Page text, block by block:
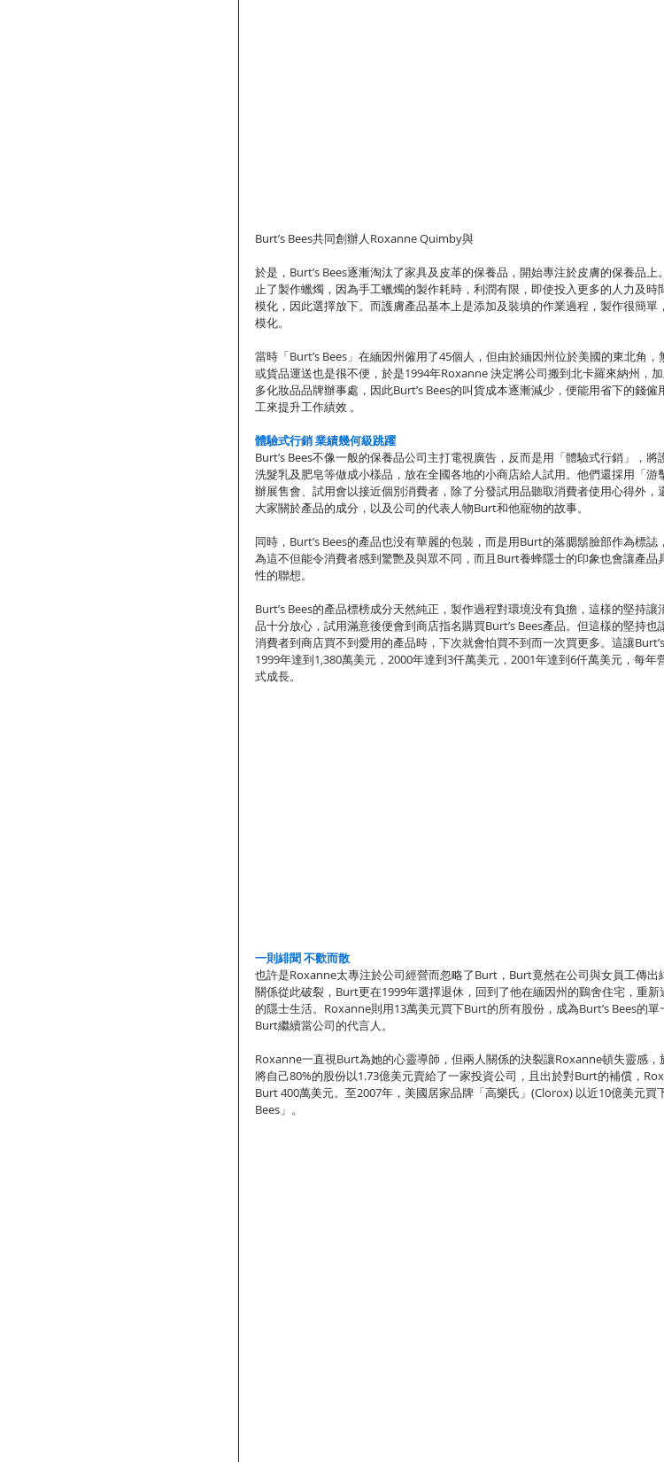
Burt’s Bees共同創辦人Roxanne Quimby與
於是，Burt’s Bees逐漸淘汰了家具及皮革的保養品，開始專注於皮膚的保養品上
止了製作蠟燭，因為手工蠟燭的製作耗時，利潤有限，即使投入更多的人力及時
模化，因此選擇放下。而護膚產品基本上是添加及裝填的作業過程，製作很簡單
模化。
當時「Burt’s Bees」在緬因州僱用了45個人，但由於緬因州位於美國的東北角，
或貨品運送也是很不便，於是1994年Roxanne 決定將公司搬到北卡羅來納州，
多化妝品品牌辦事處，因此Burt’s Bees的叫貨成本逐漸減少，便能用省下的錢僱
工來提升工作績效 。
體驗式行銷 業績幾何級跳躍
Burt’s Bees不像一般的保養品公司主打電視廣告，反而是用「體驗式行銷」，將
洗髮乳及肥皂等做成小樣品，放在全國各地的小商店給人試用。他們還採用「游
辦展售會、試用會以接近個別消費者，除了分發試用品聽取消費者使用心得外，
大家關於產品的成分，以及公司的代表人物Burt和他寵物的故事。
同時，Burt’s Bees的產品也没有華麗的包裝，而是用Burt的落腮鬍臉部作為標誌
為這不但能令消費者感到驚艷及與眾不同，而且Burt養蜂隱士的印象也會讓產品
性的聯想。
Burt’s Bees的產品標榜成分天然純正，製作過程對環境没有負擔，這樣的堅持讓
品十分放心，試用滿意後便會到商店指名購買Burt’s Bees產品。但這樣的堅持也
消費者到商店買不到愛用的產品時，下次就會怕買不到而一次買更多。這讓
1999年達到1,380萬美元，2000年達到3仟萬美元，2001年達到6仟萬美元，每年
式成長。
一則緋聞 不歡而散
也許是Roxanne太專注於公司經營而忽略了Burt，Burt竟然在公司與女員工傳出
關係從此破裂，Burt更在1999年選擇退休，回到了他在緬因州的鷄舍住宅，重新
的隱士生活。Roxanne則用13萬美元買下Burt的所有股份，成為Burt’s Bees的
Burt繼續當公司的代言人。
Roxanne一直視Burt為她的心靈導師，但兩人關係的決裂讓Roxanne頓失靈感，
將自己80%的股份以1.73億美元賣給了一家投資公司，且出於對Burt的補償，
Burt 400萬美元。至2007年，美國居家品牌「高樂氏」(Clorox) 以近10億美元買
Bees」。